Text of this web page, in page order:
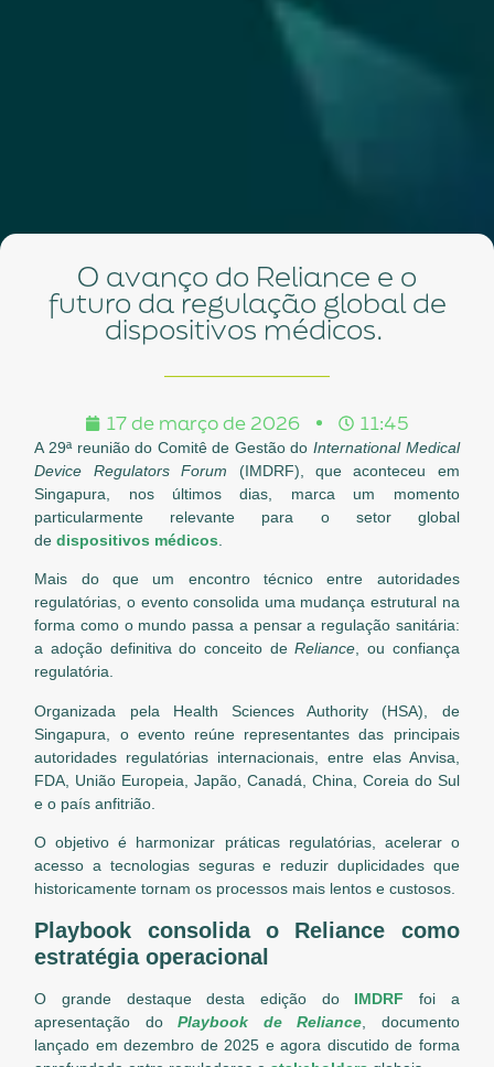
O avanço do Reliance e o
futuro da regulação global de
dispositivos médicos.
17 de março de 2026 11:45
A 29ª reunião do Comitê de Gestão doInternational Medical
Device Regulators Forum (IMDRF), que aconteceu em
Singapura, nos últimos dias, marca um momento
particularmente relevante para o setor global
dedispositivos médicos
Mais do que um encontro técnico entre autoridades
regulatórias, o evento consolida uma mudança estrutural na
forma como o mundo passa a pensar a regulação sanitária:
a adoção definitiva do conceito deReliance, ou confiança
regulatória.
Organizada pela Health Sciences Authority (HSA), de
Singapura, o evento reúne representantes das principais
autoridades regulatórias internacionais, entre elas Anvisa,
FDA, União Europeia, Japão, Canadá, China, Coreia do Sul
e o país anfitrião.
O objetivo é harmonizar práticas regulatórias, acelerar o
acesso a tecnologias seguras e reduzir duplicidades que
historicamente tornam os processos mais lentos e custosos.
Playbook consolida o Reliance como
estratégia operacional
O grande destaque desta edição do IMDRF foi a
apresentação doPlaybook de Reliance , documento
lançado em dezembro de 2025 e agora discutido de forma